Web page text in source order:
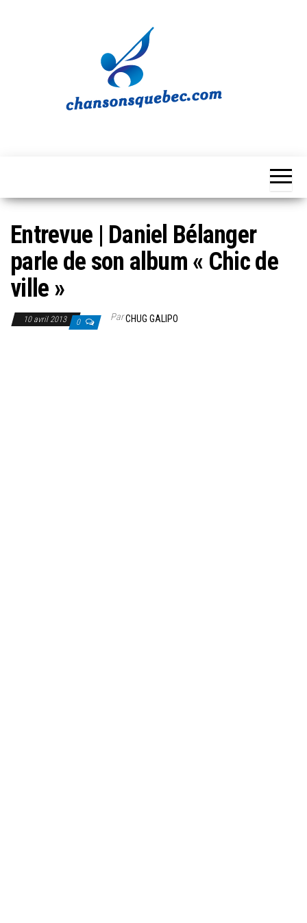
Entrevue | Daniel Bélanger
parle de son album « Chic de
ville »
10 avril 2013 0 ParCHUG GALIPO